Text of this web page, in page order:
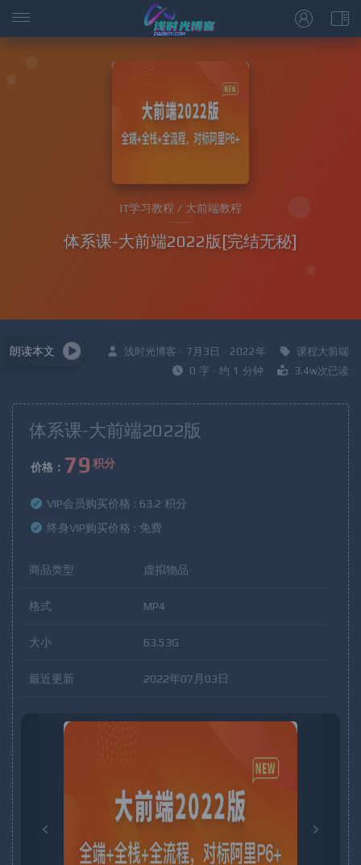
IT学习教程 / 大前端教程
体系课-大前端2022版[完结无秘]
浅时光博客 · 7月3日 · 2022年
课程大前端
0 字 · 约 1 分钟
3.4w次已读
朗读本文
体系课-大前端2022版
价格： 79 积分
VIP会员购买价格 : 63.2 积分
终身VIP购买价格 : 免费
商品类型 虚拟物品
格式 MP4
大小 63.53G
最近更新 2022年07月03日
o